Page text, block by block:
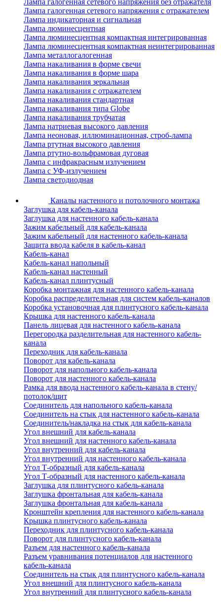
Лампа галогенная сетевого напряжения без отражателя
Лампа галогенная сетевого напряжения с отражателем
Лампа индикаторная и сигнальная
Лампа люминесцентная
Лампа люминесцентная компактная интегрированная
Лампа люминесцентная компактная неинтегрированная
Лампа металлогалогенная
Лампа накаливания в форме свечи
Лампа накаливания в форме шара
Лампа накаливания зеркальная
Лампа накаливания с отражателем
Лампа накаливания стандартная
Лампа накаливания типа Globe
Лампа накаливания трубчатая
Лампа натриевая высокого давления
Лампа неоновая, иллюминационная, строб-лампа
Лампа ртутная высокого давления
Лампа ртутно-вольфрамовая дуговая
Лампа с инфракрасным излучением
Лампа с УФ-излучением
Лампа светодиодная
Каналы настенного и потолочного монтажа
Заглушка для кабель-канала
Заглушка для настенного кабель-канала
Зажим кабельный для кабель-канала
Зажим кабельный для настенного кабель-канала
Защита ввода кабеля в кабель-канал
Кабель-канал
Кабель-канал напольный
Кабель-канал настенный
Кабель-канал плинтусный
Коробка монтажная для настенного кабель-канала
Коробка распределительная для систем кабель-каналов
Коробка установочная для плинтусного кабель-канала
Крышка для настенного кабель-канала
Панель лицевая для настенного кабель-канала
Перегородка разделительная для настенного кабель-
канала
Переходник для кабель-канала
Поворот для кабель-канала
Поворот для напольного кабель-канала
Поворот для настенного кабель-канала
Рамка для ввода настенного кабель-канала в стену/
потолок/щит
Соединитель для напольного кабель-канала
Соединитель на стык для настенного кабель-канала
Соединитель/накладка на стык для кабель-канала
Угол внешний для кабель-канала
Угол внешний для настенного кабель-канала
Угол внутренний для кабель-канала
Угол внутренний для настенного кабель-канала
Угол Т-образный для кабель-канала
Угол Т-образный для настенного кабель-канала
Заглушка для плинтусного кабель-канала
Заглушка фронтальная для кабель-канала
Заглушка фронтальная для кабель-канала
Кронштейн крепления для настенного кабель-канала
Крышка плинтусного кабель-канала
Переходник для плинтусного кабель-канала
Поворот для плинтусного кабель-канала
Разъем для настенного кабель-канала
Разъем уравнивания потенциалов для настенного
кабель-канала
Соединитель на стык для плинтусного кабель-канала
Угол внешний для плинтусного кабель-канала
Угол внутренний для плинтусного кабель-канала